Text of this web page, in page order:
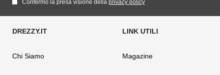
Confermo la presa visione della privacy policy
Chi Siamo Magazine